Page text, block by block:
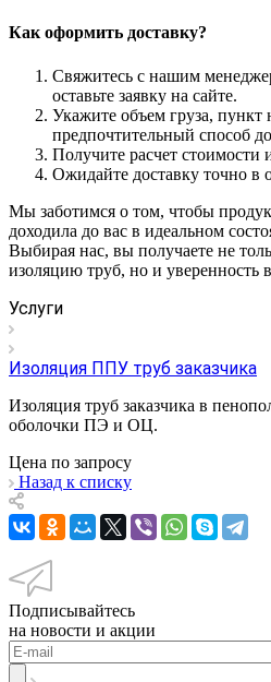
Как оформить доставку?
Свяжитесь с нашим
оставьте заявку на сайте.
Укажите объем груза, пункт
предпочтительный способ
Получите расчет стоимости
Ожидайте доставку точно в
Мы заботимся о том, чтобы
доходила до вас в идеальном
Выбирая нас, вы получаете не
изоляцию труб, но и уверенность
Услуги
Изоляция ППУ труб заказчика
Изоляция труб заказчика в
оболочки ПЭ и ОЦ.
Цена по запросу
Назад к списку
Подписывайтесь
на новости и акции